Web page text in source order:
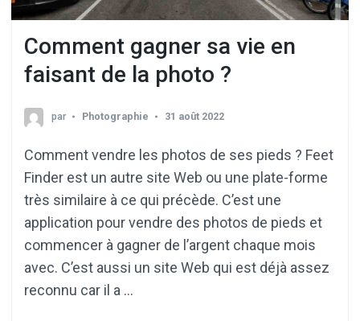
Comment gagner sa vie en
faisant de la photo ?
par Photographie 31 août 2022
Comment vendre les photos de ses pieds ? Feet
Finder est un autre site Web ou une plate-forme
très similaire à ce qui précède. C’est une
application pour vendre des photos de pieds et
commencer à gagner de l’argent chaque mois
avec. C’est aussi un site Web qui est déjà assez
reconnu car il a …